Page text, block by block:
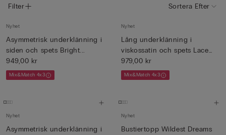
Filter Sortera Efter
Nyhet
Asymmetrisk underklänning i
siden och spets Bright...
949,00 kr
Mix&Match 4x3
Nyhet
Lång underklänning i
viskossatin och spets Lace
Pe...
979,00 kr
Mix&Match 4x3
Nyhet
Asymmetrisk underklänning i
Nyhet
Bustiertopp Wildest Dreams